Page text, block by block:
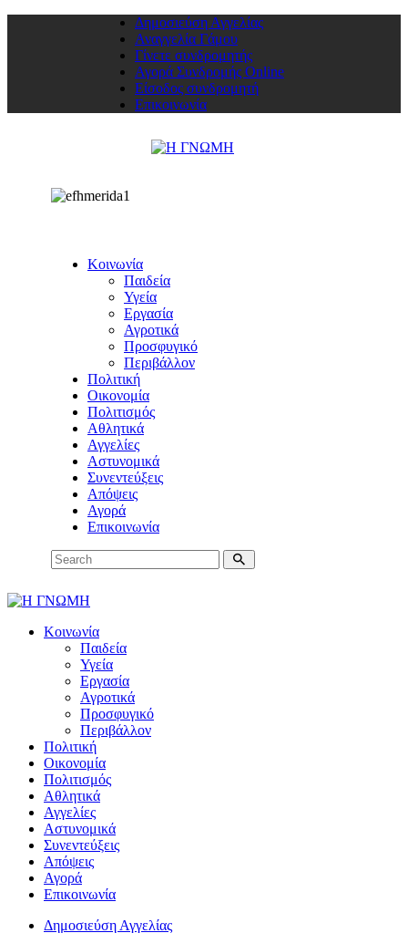
Δημοσιεύση Αγγελίας
Αναγγελία Γάμου
Γίνετε συνδρομητής
Αγορά Συνδρομής Online
Είσοδος συνδρομητή
Επικοινωνία
Κοινωνία
Παιδεία
Υγεία
Εργασία
Αγροτικά
Προσφυγικό
Περιβάλλον
Πολιτική
Οικονομία
Πολιτισμός
Αθλητικά
Αγγελίες
Αστυνομικά
Συνεντεύξεις
Απόψεις
Αγορά
Επικοινωνία
Κοινωνία
Παιδεία
Υγεία
Εργασία
Αγροτικά
Προσφυγικό
Περιβάλλον
Πολιτική
Οικονομία
Πολιτισμός
Αθλητικά
Αγγελίες
Αστυνομικά
Συνεντεύξεις
Απόψεις
Αγορά
Επικοινωνία
Δημοσιεύση Αγγελίας